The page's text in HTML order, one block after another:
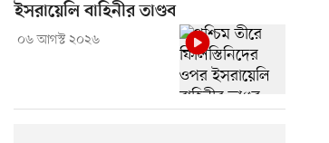
ইসরায়েলি বাহিনীর তাণ্ডব
০৬ আগস্ট ২০২৬